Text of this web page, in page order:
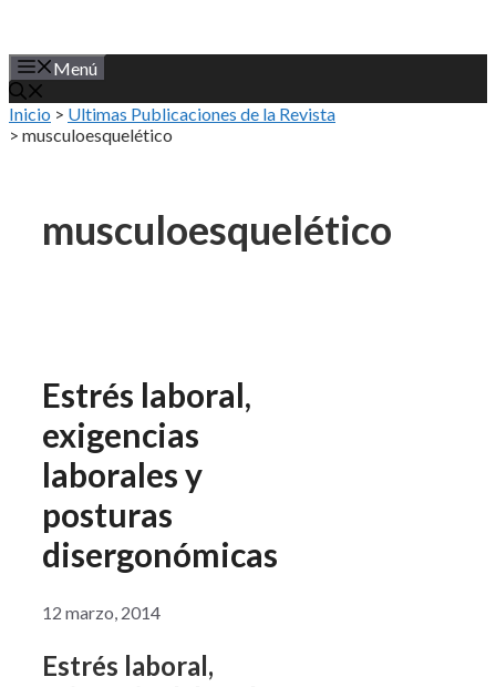
Menú
Inicio > Ultimas Publicaciones de la Revista
> musculoesquelético
musculoesquelético
Estrés laboral,
exigencias
laborales y
posturas
disergonómicas
12 marzo, 2014
Estrés laboral,